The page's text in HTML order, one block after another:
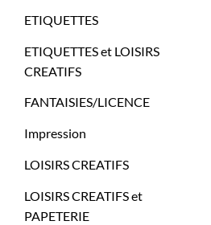
ETIQUETTES
ETIQUETTES et LOISIRS
CREATIFS
FANTAISIES/LICENCE
Impression
LOISIRS CREATIFS
LOISIRS CREATIFS et
PAPETERIE